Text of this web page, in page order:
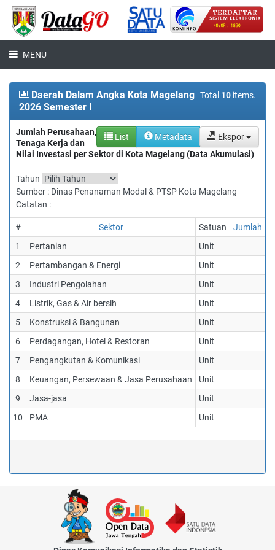
MENU
Total 10 items.
Daerah Dalam Angka Kota Magelang
2026 Semester I
List Metadata Ekspor
Jumlah Perusahaan,
Tenaga Kerja dan
Nilai Investasi per Sektor di Kota Magelang (Data Akumulasi)
Tahun
Sumber : Dinas Penanaman Modal & PTSP Kota Magelang
Catatan :
# Sektor Satuan
Jumlah
1
Pertanian
Unit
2
Pertambangan & Energi
Unit
3
Industri Pengolahan
Unit
4
Listrik, Gas & Air bersih
Unit
5
Konstruksi & Bangunan
Unit
6
Perdagangan, Hotel & Restoran
Unit
7
Pengangkutan & Komunikasi
Unit
8
Keuangan, Persewaan & Jasa Perusahaan
Unit
9
Jasa-jasa
Unit
10
PMA Unit